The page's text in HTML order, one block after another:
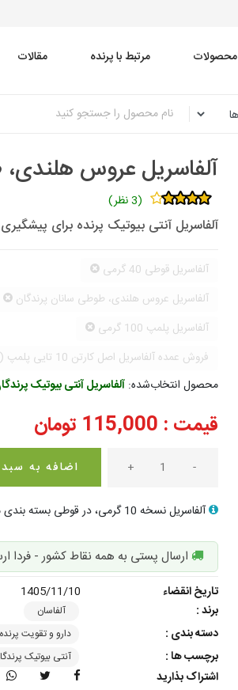
محصولات مرتبط با پرنده مقالات
آلفاسریل عروس
(3 نظر)
آلفاسریل آنتی بیوتیک پرنده برای
آلفاسریل قوطی 40 گرمی
آلفاسریل عروس هلندی، طوطی سانان پرندگان
آلفاسریل پلمپ 100 گرمی
فروش عمده آلفاسریل اصل کارتن 10 تایی پلمپ (10 بسته پلمپ)
محصول انتخاب‌شده:آلفاسریل آنتی بیوتیک پرندگان
قیمت : 115,000 تومان
-
+ اضافه به
آلفاسریل نسخه 10 گرمی، در قوطی بسته بندی میشود که زیبا و ایمن است
ارسال پستی به همه نقاط کشور - فردا
تاریخ انقضاء
1405/11/10
برند :
آلفاسان
دسته بندی : دارو و تقویت پرنده
برچسب ها : آنتی بیوتیک
اشتراک بذارید